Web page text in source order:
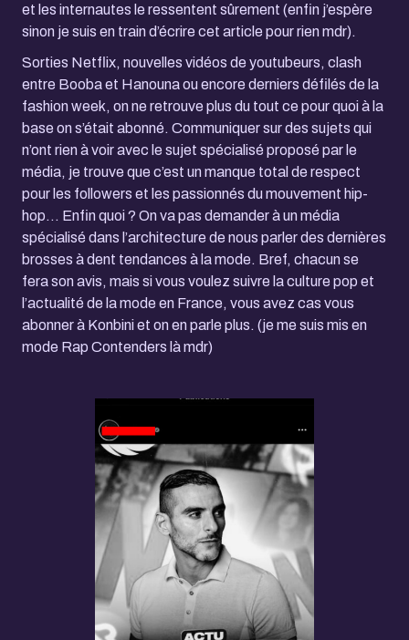
et les internautes le ressentent sûrement (enfin j’espère
sinon je suis en train d’écrire cet article pour rien mdr).
Sorties Netflix, nouvelles vidéos de youtubeurs, clash
entre Booba et Hanouna ou encore derniers défilés de la
fashion week, on ne retrouve plus du tout ce pour quoi à la
base on s’était abonné. Communiquer sur des sujets qui
n’ont rien à voir avec le sujet spécialisé proposé par le
média, je trouve que c’est un manque total de respect
pour les followers et les passionnés du mouvement hip-
hop… Enfin quoi ? On va pas demander à un média
spécialisé dans l’architecture de nous parler des dernières
brosses à dent tendances à la mode. Bref, chacun se
fera son avis, mais si vous voulez suivre la culture pop et
l’actualité de la mode en France, vous avez cas vous
abonner à Konbini et on en parle plus. (je me suis mis en
mode Rap Contenders là mdr)